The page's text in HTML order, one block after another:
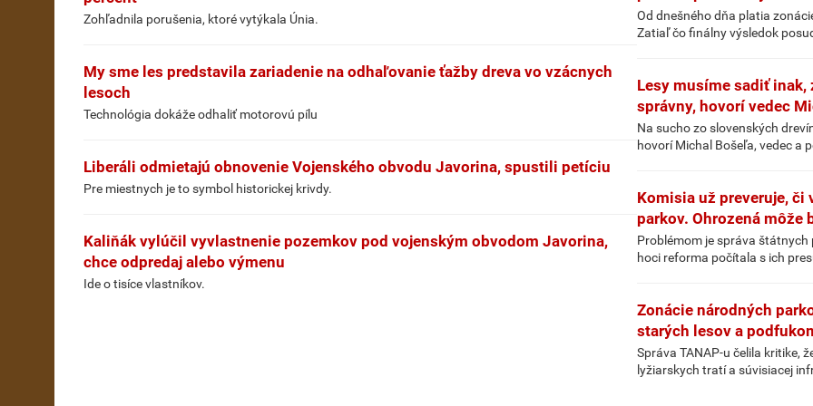
Zohľadnila porušenia, ktoré vytýkala Únia.
My sme les predstavila zariadenie na odhaľovanie ťažby dreva vo vzácnych
lesoch
Technológia dokáže odhaliť motorovú pílu
Liberáli odmietajú obnovenie Vojenského obvodu Javorina, spustili petíciu
Pre miestnych je to symbol historickej krivdy.
Kaliňák vylúčil vyvlastnenie pozemkov pod vojenským obvodom Javorina,
chce odpredaj alebo výmenu
Ide o tisíce vlastníkov.
Od dnešného dňa platia
Zatiaľ čo finálny výsledok
Lesy musíme sadiť inak,
správny, hovorí vedec
Na sucho zo slovenských
hovorí Michal Bošeľa, vedec a
Komisia už preveruje,
parkov. Ohrozená
Problémom je správa štátnych
hoci reforma počítala s ich
Zonácie národných
starých lesov a
Správa TANAP-u čelila kritike,
lyžiarskych tratí a súvisiacej